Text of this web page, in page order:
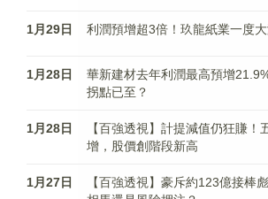
1月29日 利潤預增超3倍！玖龍紙業一度
1月28日
華新建材去年利潤最高預增
拐點已至？
1月28日
【百強透視】計提減值仍狂賺！
增，股價創階段新高
1月27日
【百強透視】豪斥約123億接棒